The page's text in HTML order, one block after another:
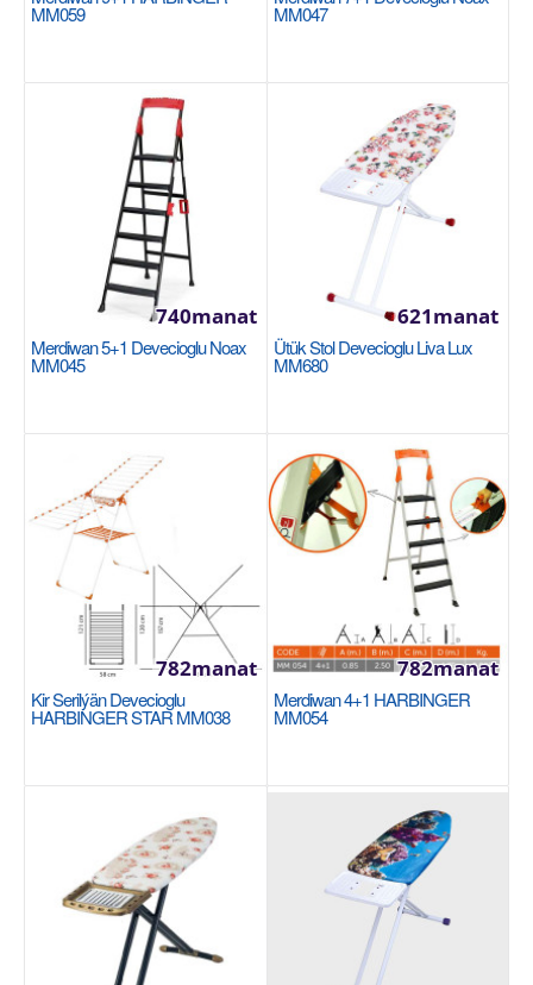
Kir serilýän Devecioglu Alenda MM016
Вместимость подвеса: 18 м Высота: 100 см
Складная конструкция — обеспечивает экономию
места, когд..
368manat
Sebede Goş
Легкость сушки большого количества белья в
узком пространстве Очистка специальным спреем
перед пок..
529manat
MM059 MM047
Merdiwan 5+1 Devecioglu Noax
MM045
740manat
Ütük Stol Devecioglu Liva Lux
MM680
621manat
Kir Serilýän Devecioglu
HARBINGER STAR MM038
782manat
Merdiwan 4+1 HARBINGER
MM054
782manat